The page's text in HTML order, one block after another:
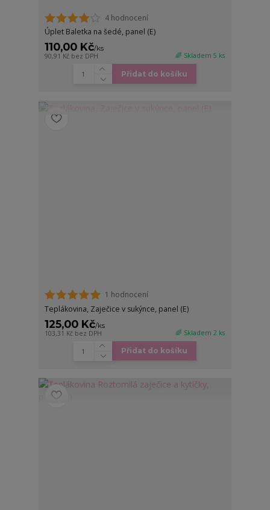
4 hodnocení
Úplet Baletka na šedé, panel (E)
110,00 Kč/ks
90,91 Kč bez DPH 🌈 Skladem 5 ks
Přidat do košíku
1 hodnocení
Teplákovina, Zaječice v sukýnce, panel (E)
125,00 Kč/ks
103,31 Kč bez DPH 🌈 Skladem 2 ks
Přidat do košíku